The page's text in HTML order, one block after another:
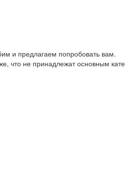
и предлагаем попробовать вам.
что не принадлежат основным